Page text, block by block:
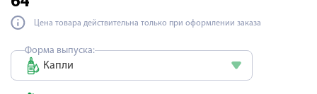
Цена товара действительна только при оформлении заказа
Форма выпуска:
Капли